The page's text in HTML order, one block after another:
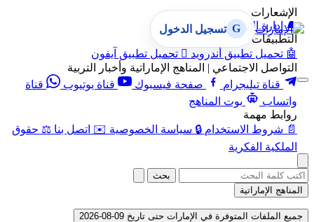
الإشعارات
🔔 إدارة الإشعارات
التطبيقات
🤖 تحميل تطبيق أندرويد  تحميل تطبيق آيفون
التواصل الاجتماعي | المناهج الإماراتية وأخبار التربية
قناة تيليجرام
صفحة فيسبوك قناة يوتيوب
قناة
واتساب
بوت المناهج
روابط مهمة
📄 شروط الاستخدام 🔒 سياسة الخصوصية ✉️ اتصل بنا ⚖️ حقوق
الملكية الفكرية
G تسجيل الدخول
بحث
المناهج الإماراتية
جميع الملفات المتوفرة في الإمارات حتى تاريخ 09-08-2026